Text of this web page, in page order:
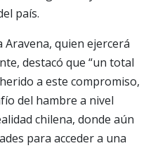
país.
Aravena, quien ejercerá
destacó que “un total
a este compromiso,
del hambre a nivel
chilena, donde aún
para acceder a una